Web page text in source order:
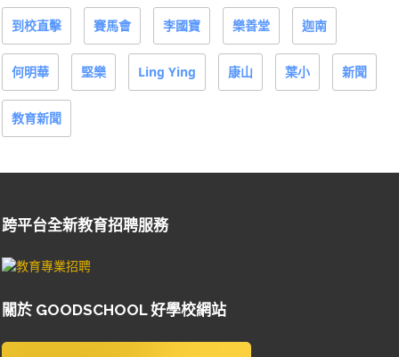
到校直擊 賽馬會 李國寶 樂善堂 迦南
何明華 堅樂 Ling Ying 康山 葉小 新聞
教育新聞
跨平台全新教育招聘服務
關於 GOODSCHOOL 好學校網站